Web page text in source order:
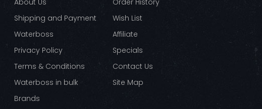
About Us
Shipping and Payment
Waterboss
Privacy Policy
Terms & Conditions
Waterboss in bulk
Brands
Order History
Wish List
Affiliate
Specials
Contact Us
Site Map